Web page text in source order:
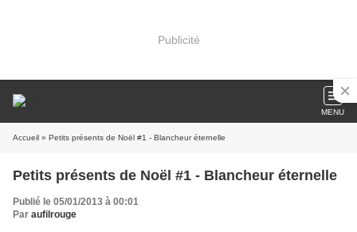
Publicité
MENU
Accueil » Petits présents de Noël #1 - Blancheur éternelle
Petits présents de Noël #1 - Blancheur éternelle
Publié le 05/01/2013 à 00:01
Par aufilrouge